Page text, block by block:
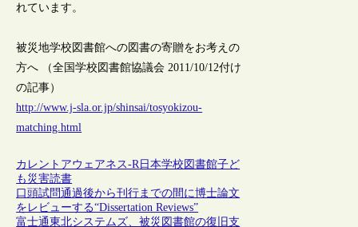
れています。
被災地学校図書館への図書の寄贈をお考えの
方へ （全国学校図書館協議会 2011/10/12付け
の記事）
http://www.j-sla.or.jp/shinsai/tosyokizou-
matching.html
カレントアウェアネス-R日本学校図書館子ど
も 災害読書
口頭試問通過後から刊行までの間に博士論文
をレビューする“Dissertation Reviews”
富士通東北システムズ、被災図書館の復旧支